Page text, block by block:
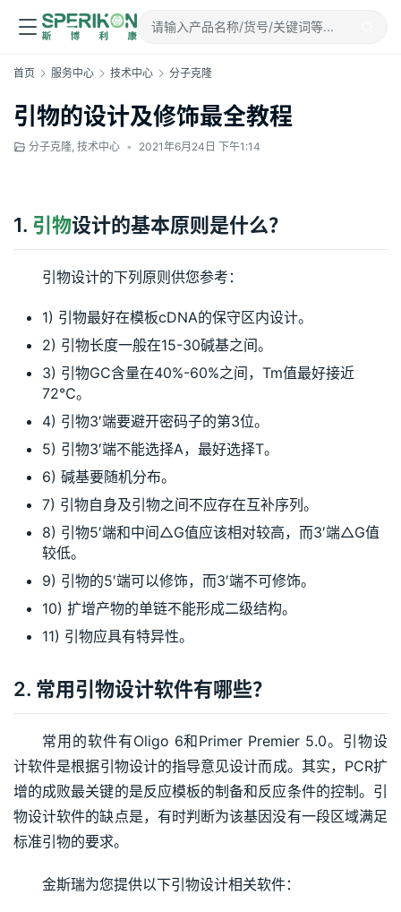
首页 服务中心 技术中心 分子克隆
引物的设计及修饰最全教程
分子克隆, 技术中心 • 2021年6月24日 下午1:14
1. 引物设计的基本原则是什么？
引物设计的下列原则供您参考：
1) 引物最好在模板cDNA的保守区内设计。
2) 引物长度一般在15-30碱基之间。
3) 引物GC含量在40%-60%之间，Tm值最好接近
72℃。
4) 引物3′端要避开密码子的第3位。
5) 引物3′端不能选择A，最好选择T。
6) 碱基要随机分布。
7) 引物自身及引物之间不应存在互补序列。
8) 引物5′端和中间△G值应该相对较高，而3′端△G值
较低。
9) 引物的5′端可以修饰，而3′端不可修饰。
10) 扩增产物的单链不能形成二级结构。
11) 引物应具有特异性。
2. 常用引物设计软件有哪些？
常用的软件有Oligo 6和Primer Premier 5.0。引物设
计软件是根据引物设计的指导意见设计而成。其实，PCR扩
增的成败最关键的是反应模板的制备和反应条件的控制。引
物设计软件的缺点是，有时判断为该基因没有一段区域满足
标准引物的要求。
金斯瑞为您提供以下引物设计相关软件：